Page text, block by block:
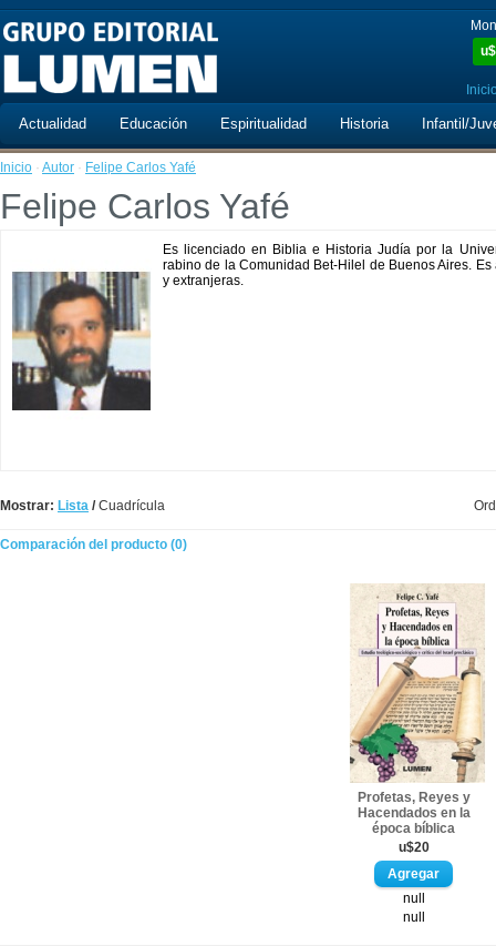
u$
Actualidad Educación Espiritualidad Historia Infantil/
Inicio · Autor · Felipe Carlos Yafé
Felipe Carlos Yafé
Es licenciado en Biblia e Historia Judía por la
rabino de la Comunidad Bet-Hilel de Buenos Aires.
y extranjeras.
Mostrar: Lista /Cuadrícula
Comparación del producto (0)
Profetas, Reyes y
Hacendados en la
época bíblica
u$20
null
null